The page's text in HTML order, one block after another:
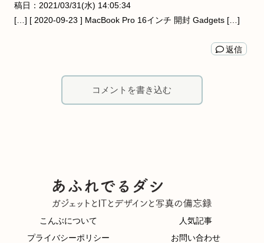
稿日：2021/03/31(水) 14:05:34
[…] [ 2020-09-23 ] MacBook Pro 16インチ 開封 Gadgets […]
返信
コメントを書き込む
こんぶについて
人気記事
プライバシーポリシー
お問い合わせ